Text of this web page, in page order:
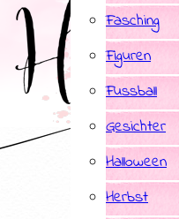
Fasching
Figuren
Fussball
Gesichter
Halloween
Herbst